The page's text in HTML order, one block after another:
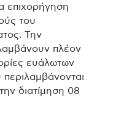
επιχορήγηση
του
Την
πλέον
ευάλωτων
διατίμηση 08